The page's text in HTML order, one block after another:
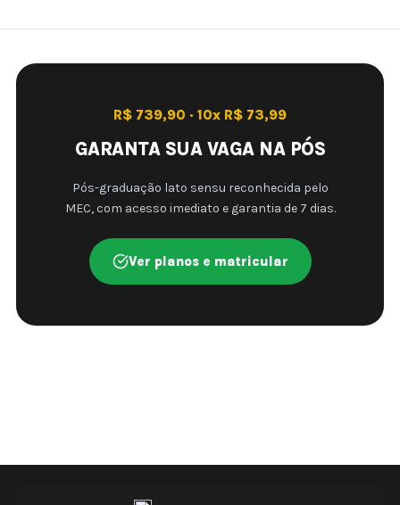
R$ 739,90 · 10x R$ 73,99
GARANTA SUA VAGA NA PÓS
Pós-graduação lato sensu reconhecida pelo
MEC, com acesso imediato e garantia de 7 dias.
Ver planos e matricular